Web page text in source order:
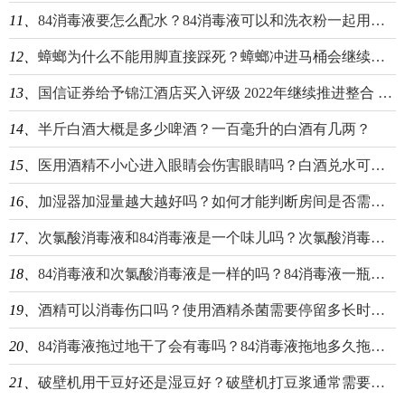
11、 84消毒液要怎么配水？84消毒液可以和洗衣粉一起用吗？
12、 蟑螂为什么不能用脚直接踩死？蟑螂冲进马桶会继续繁衍吗？
13、 国信证券给予锦江酒店买入评级 2022年继续推进整合 期待2023年全面复苏成长
14、 半斤白酒大概是多少啤酒？一百毫升的白酒有几两？
15、 医用酒精不小心进入眼睛会伤害眼睛吗？白酒兑水可以当酒精用吗？
16、 加湿器加湿量越大越好吗？如何才能判断房间是否需要加湿？
17、 次氯酸消毒液和84消毒液是一个味儿吗？次氯酸消毒液和酒精消毒液哪个好？
18、 84消毒液和次氯酸消毒液是一样的吗？84消毒液一瓶盖需要兑多少水？
19、 酒精可以消毒伤口吗？使用酒精杀菌需要停留多长时间？
20、 84消毒液拖过地干了会有毒吗？84消毒液拖地多久拖一次比较合适？
21、 破壁机用干豆好还是湿豆好？破壁机打豆浆通常需要多长时间？